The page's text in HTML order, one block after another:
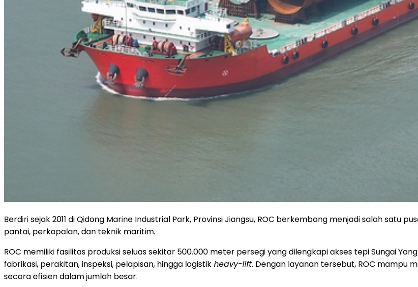
Berdiri sejak 2011 di Qidong Marine Industrial Park, Provinsi Jiangsu, ROC berkembang menjadi salah satu
pantai, perkapalan, dan teknik maritim.
ROC memiliki fasilitas produksi seluas sekitar 500.000 meter persegi yang dilengkapi akses tepi Sungai
fabrikasi, perakitan, inspeksi, pelapisan, hingga logistik heavy-lift. Dengan layanan tersebut, ROC mampu
secara efisien dalam jumlah besar.